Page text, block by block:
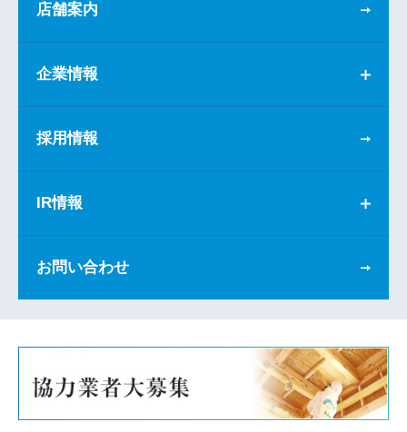
店舗案内
企業情報
採用情報
IR情報
お問い合わせ